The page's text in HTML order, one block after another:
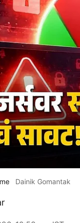
Dainik Gomantak